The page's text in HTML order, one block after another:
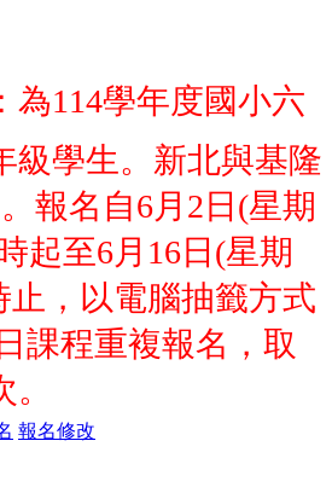
為114學年度國小六
級學生。新北與基隆
報名自6月2日(星期
起至6月16日(星期
止，以電腦抽籤方式
課程重複報名，取
。
報名修改